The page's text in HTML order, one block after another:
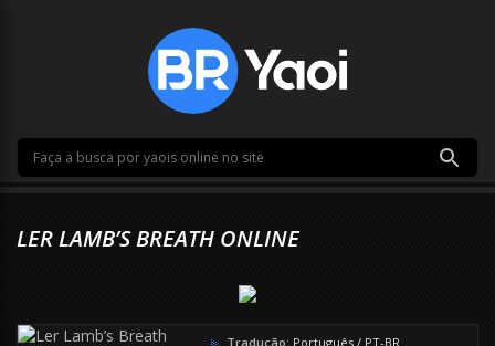
LER LAMB’S BREATH ONLINE
Tradução: Português / PT-BR